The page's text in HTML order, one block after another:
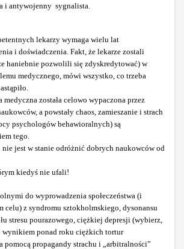
i antywojenny sygnalista.
lekarzy wymaga wielu lat
i doświadczenia. Fakt, że lekarze zostali
haniebnie pozwolili się zdyskredytować) w
medycznego, mówi wszystko, co trzeba
medyczna została celowo wypaczona przez
a powstały chaos, zamieszanie i strach
psychologów behawioralnych) są
tego.
nie jest w stanie odróżnić dobrych naukowców od
kiedyś nie ufali!
do wyprowadzenia społeczeństwa (i
celu) z syndromu sztokholmskiego, dysonansu
stresu pourazowego, ciężkiej depresji (wybierz,
wynikiem ponad roku ciężkich tortur
pomocą propagandy strachu i „arbitralności”